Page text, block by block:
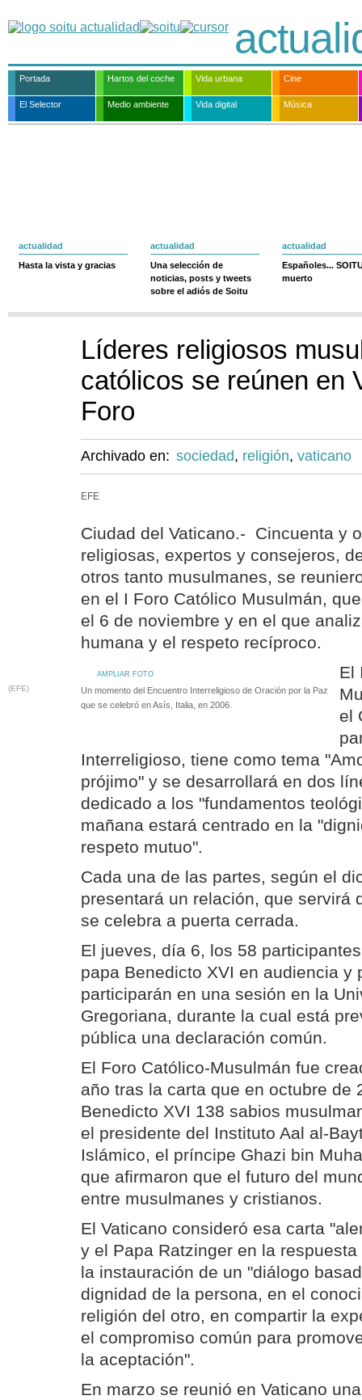
Portada Hartos del coche Vida urbana Cine
El Selector Medio ambiente Vida digital Música
actualidad
Hasta la vista y gracias
actualidad
Una selección de
noticias, posts y tweets
sobre el adiós de Soitu
actualidad
Españoles...
muerto
Líderes religiosos
católicos se reúnen en
Foro
Archivado en: sociedad, religión, vaticano
EFE
Ciudad del Vaticano.- Cincuenta y
religiosas, expertos y consejeros,
otros tanto musulmanes, se
en el I Foro Católico Musulmán,
el 6 de noviembre y en el que
humana y el respeto recíproco.
AMPLIAR FOTO
(EFE)
Un momento del Encuentro Interreligioso de Oración por la Paz
que se celebró en Asís, Italia, en 2006.
El
el
Interreligioso, tiene como tema
prójimo" y se desarrollará en dos
dedicado a los "fundamentos
mañana estará centrado en la
respeto mutuo".
Cada una de las partes, según el
presentará un relación, que servirá
se celebra a puerta cerrada.
El jueves, día 6, los 58
papa Benedicto XVI en audiencia y
participarán en una sesión en la
Gregoriana, durante la cual está
pública una declaración común.
El Foro Católico-Musulmán fue
año tras la carta que en octubre de
Benedicto XVI 138 sabios
el presidente del Instituto Aal al-
Islámico, el príncipe Ghazi bin
que afirmaron que el futuro del
entre musulmanes y cristianos.
El Vaticano consideró esa carta
y el Papa Ratzinger en la
la instauración de un "diálogo
dignidad de la persona, en el
religión del otro, en compartir la
el compromiso común para
la aceptación".
En marzo se reunió en Vaticano